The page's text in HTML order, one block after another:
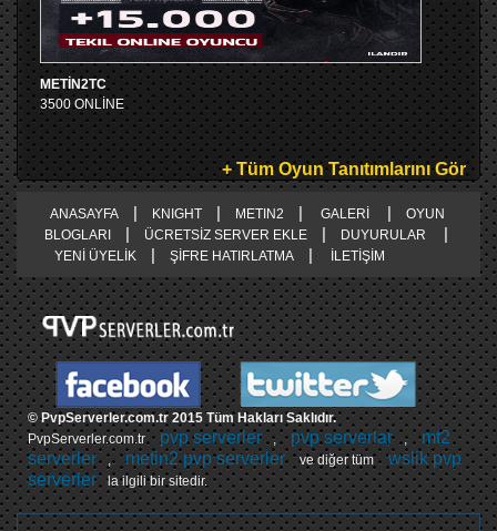
METİN2TC
3500 ONLİNE
+ Tüm Oyun Tanıtımlarını Gör
ANASAYFA | KNIGHT | METIN2 | GALERİ |
OYUN
BLOGLARI
| ÜCRETSİZ SERVER EKLE | DUYURULAR |
YENİ ÜYELİK | ŞİFRE HATIRLATMA | İLETİŞİM
© PvpServerler.com.tr 2015 Tüm Hakları Saklıdır.
PvpServerler.com.tr
pvp serverler , pvp serverlar ,
mt2
serverler
, metin2 pvp serverler ve diğer tüm
wslik pvp
serverler
la ilgili bir sitedir.